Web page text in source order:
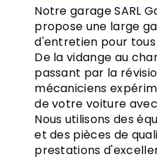
Notre garage SARL
propose une large
d'entretien pour
De la vidange au
passant par la
mécaniciens
de votre voiture
Nous utilisons des
et des pièces de
prestations